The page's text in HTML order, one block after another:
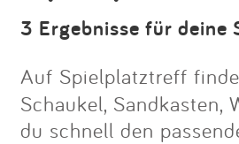
3 Ergebnisse für deine
Auf Spielplatztreff
Schaukel,
du schnell den